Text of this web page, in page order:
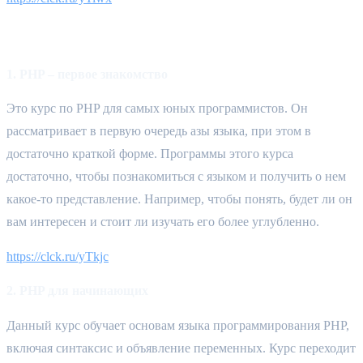
Это курс по PHP для самых юных программистов. Он
рассматривает в первую очередь азы языка, при этом в
достаточно краткой форме. Программы этого курса
достаточно, чтобы познакомиться с языком и получить о нем
какое-то представление. Например, чтобы понять, будет ли он
вам интересен и стоит ли изучать его более углубленно.
https://clck.ru/yTkjc
Данный курс обучает основам языка программирования PHP,
включая синтаксис и объявление переменных. Курс переходит